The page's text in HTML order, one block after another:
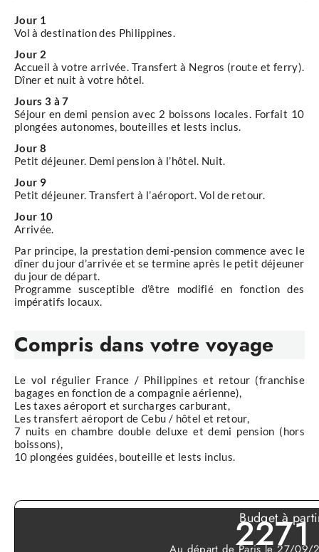
Jour 1
Vol à destination des Philippines.
Jour 2
Accueil à votre arrivée. Transfert à Negros (route et ferry).
Dîner et nuit à votre hôtel.
Jours 3 à 7
Séjour en demi pension avec 2 boissons locales. Forfait 10
plongées autonomes, bouteilles et lests inclus.
Jour 8
Petit déjeuner. Demi pension à l’hôtel. Nuit.
Jour 9
Petit déjeuner. Transfert à l’aéroport. Vol de retour.
Jour 10
Arrivée.
Par principe, la prestation demi-pension commence avec le
dîner du jour d’arrivée et se termine après le petit déjeuner
du jour de départ.
Programme susceptible d’être modifié en fonction des
impératifs locaux.
Compris dans votre voyage
Le vol régulier France / Philippines et retour (franchise
bagages en fonction de a compagnie aérienne),
Les taxes aéroport et surcharges carburant,
Les transfert aéroport de Cebu / hôtel et retour,
7 nuits en chambre double deluxe et demi pension (hors
boissons),
10 plongées guidées, bouteille et lests inclus.
Budget à